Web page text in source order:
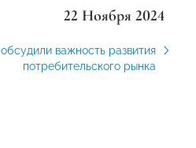
22 Ноября 2024
важность развития
потребительского рынка